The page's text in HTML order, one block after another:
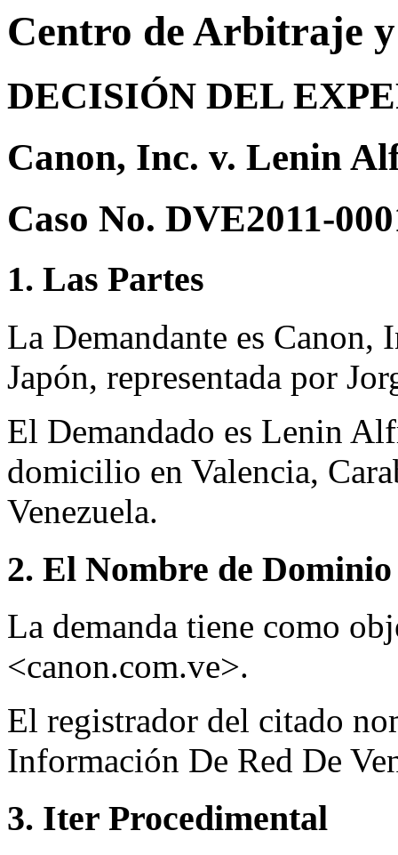
Centro de Arbitraje
DECISIÓN DEL
Canon, Inc. v. Lenin
Caso No. DVE2011-
1. Las Partes
La Demandante es
Japón, representada por
El Demandado es Lenin
domicilio en Valencia,
Venezuela.
2. El Nombre de
La demanda tiene como
<canon.com.ve>.
El registrador del citado
Información De Red De
3. Iter Procedimental